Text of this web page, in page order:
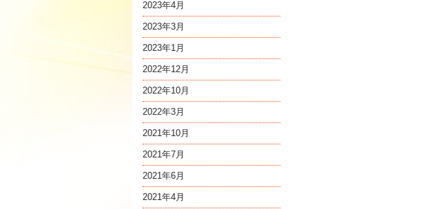
2023年4月
2023年3月
2023年1月
2022年12月
2022年10月
2022年3月
2021年10月
2021年7月
2021年6月
2021年4月